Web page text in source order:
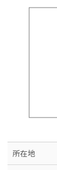
所在地